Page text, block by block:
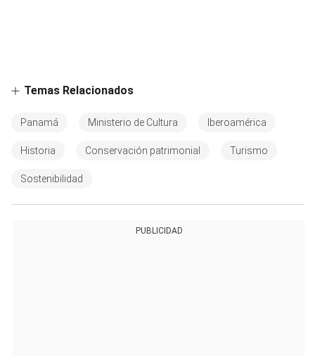
Temas Relacionados
Panamá Ministerio de Cultura Iberoamérica
Historia Conservación patrimonial Turismo
Sostenibilidad
PUBLICIDAD